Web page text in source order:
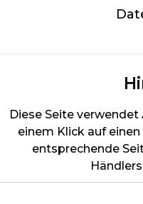
Diese Seite verwendet
einem Klick auf
entsprechende